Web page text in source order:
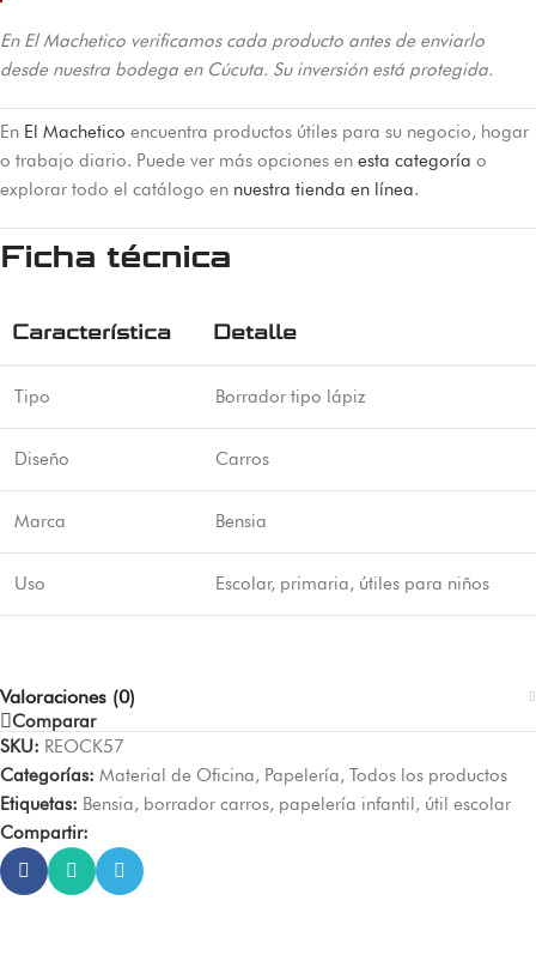
En El Machetico verificamos cada producto antes de enviarlo
desde nuestra bodega en Cúcuta. Su inversión está protegida.
En El Machetico encuentra productos útiles para su negocio, hogar
o trabajo diario. Puede ver más opciones en esta categoría o
explorar todo el catálogo en nuestra tienda en línea.
Ficha técnica
Característica Detalle
Tipo Borrador tipo lápiz
Diseño Carros
Marca Bensia
Uso Escolar, primaria, útiles para niños
Valoraciones (0)
Comparar
SKU: REOCK57
Categorías: Material de Oficina, Papelería, Todos los productos
Etiquetas: Bensia, borrador carros, papelería infantil, útil escolar
Compartir: